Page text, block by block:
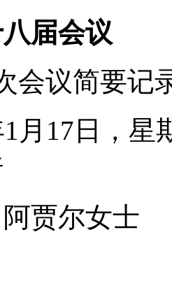
届会议
会议简要记
1月17日，星
贾尔女士